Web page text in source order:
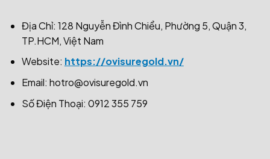
Địa Chỉ: 128 Nguyễn Đình Chiểu, Phường 5, Quận 3,
TP.HCM, Việt Nam
Website: https://ovisuregold.vn/
Email: hotro@ovisuregold.vn
Số Điện Thoại: 0912 355 759